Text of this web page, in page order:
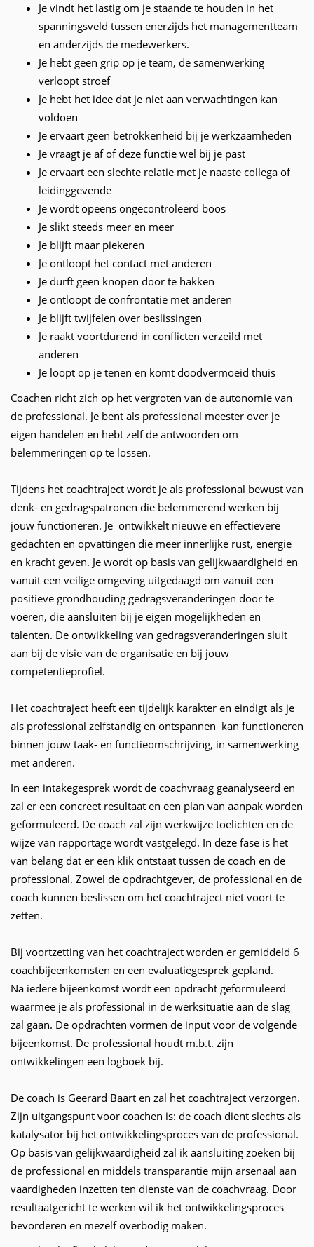
Je vindt het lastig om je staande te houden in het
spanningsveld tussen enerzijds het managementteam
en anderzijds de medewerkers.
Je hebt geen grip op je team, de samenwerking
verloopt stroef
Je hebt het idee dat je niet aan verwachtingen kan
voldoen
Je ervaart geen betrokkenheid bij je werkzaamheden
Je vraagt je af of deze functie wel bij je past
Je ervaart een slechte relatie met je naaste collega of
leidinggevende
Je wordt opeens ongecontroleerd boos
Je slikt steeds meer en meer
Je blijft maar piekeren
Je ontloopt het contact met anderen
Je durft geen knopen door te hakken
Je ontloopt de confrontatie met anderen
Je blijft twijfelen over beslissingen
Je raakt voortdurend in conflicten verzeild met
anderen
Je loopt op je tenen en komt doodvermoeid thuis
Coachen richt zich op het vergroten van de autonomie van
de professional. Je bent als professional meester over je
eigen handelen en hebt zelf de antwoorden om
belemmeringen op te lossen.
Tijdens het coachtraject wordt je als professional bewust van
denk- en gedragspatronen die belemmerend werken bij
jouw functioneren. Je ontwikkelt nieuwe en effectievere
gedachten en opvattingen die meer innerlijke rust, energie
en kracht geven. Je wordt op basis van gelijkwaardigheid en
vanuit een veilige omgeving uitgedaagd om vanuit een
positieve grondhouding gedragsveranderingen door te
voeren, die aansluiten bij je eigen mogelijkheden en
talenten. De ontwikkeling van gedragsveranderingen sluit
aan bij de visie van de organisatie en bij jouw
competentieprofiel.
Het coachtraject heeft een tijdelijk karakter en eindigt als je
als professional zelfstandig en ontspannen kan functioneren
binnen jouw taak- en functieomschrijving, in samenwerking
met anderen.
In een intakegesprek wordt de coachvraag geanalyseerd en
zal er een concreet resultaat en een plan van aanpak worden
geformuleerd. De coach zal zijn werkwijze toelichten en de
wijze van rapportage wordt vastgelegd. In deze fase is het
van belang dat er een klik ontstaat tussen de coach en de
professional. Zowel de opdrachtgever, de professional en de
coach kunnen beslissen om het coachtraject niet voort te
zetten.
Bij voortzetting van het coachtraject worden er gemiddeld 6
coachbijeenkomsten en een evaluatiegesprek gepland.
Na iedere bijeenkomst wordt een opdracht geformuleerd
waarmee je als professional in de werksituatie aan de slag
zal gaan. De opdrachten vormen de input voor de volgende
bijeenkomst. De professional houdt m.b.t. zijn
ontwikkelingen een logboek bij.
De coach is Geerard Baart en zal het coachtraject verzorgen.
Zijn uitgangspunt voor coachen is: de coach dient slechts als
katalysator bij het ontwikkelingsproces van de professional.
Op basis van gelijkwaardigheid zal ik aansluiting zoeken bij
de professional en middels transparantie mijn arsenaal aan
vaardigheden inzetten ten dienste van de coachvraag. Door
resultaatgericht te werken wil ik het ontwikkelingsproces
bevorderen en mezelf overbodig maken.